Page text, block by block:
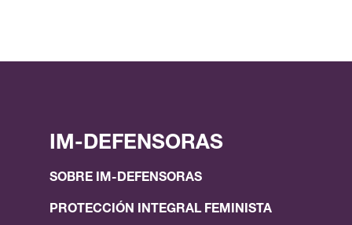
IM-DEFENSORAS
SOBRE IM-DEFENSORAS
PROTECCIÓN INTEGRAL FEMINISTA